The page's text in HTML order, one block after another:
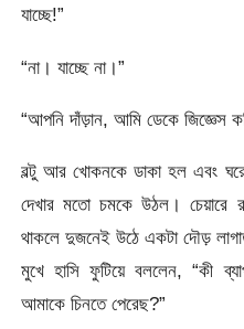
যাচ্ছে!”
“না। যাচ্ছে না।”
“আপনি দাঁড়ান, আমি ডেকে জিজ্ঞেস
বল্টু আর খোকনকে ডাকা হল এবং
দেখার মতো চমকে উঠল। চেয়ারে
থাকলে দুজনেই উঠে একটা দৌড়
মুখে হাসি ফুটিয়ে বললেন, “কী
আমাকে চিনতে পেরেছ?”